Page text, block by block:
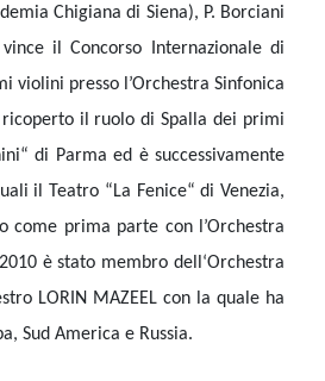
Chigiana di Siena), P. Borciani
il Concorso Internazionale di
violini presso l’Orchestra Sinfonica
il ruolo di Spalla dei primi
di Parma ed è successivamente
il Teatro “La Fenice“ di Venezia,
come prima parte con l’Orchestra
è stato membro dell‘Orchestra
LORIN MAZEEL con la quale ha
Sud America e Russia.